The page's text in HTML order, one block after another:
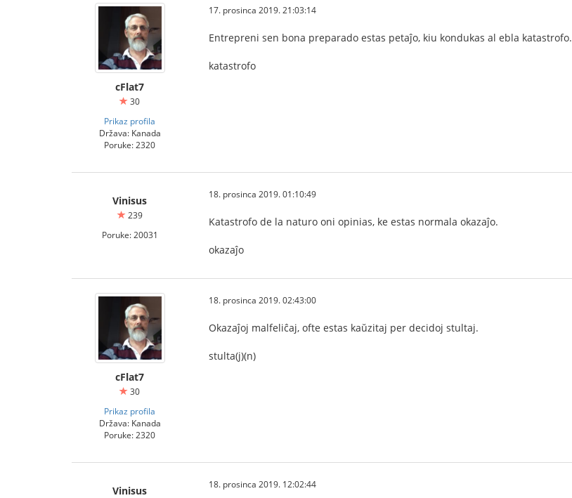
cFlat7
30
Prikaz profila
Država: Kanada
Poruke: 2320
17. prosinca 2019. 21:03:14
Entrepreni sen bona preparado estas petaĵo, kiu kondukas al ebla katastrofo.
katastrofo
Vinisus
239
Poruke: 20031
18. prosinca 2019. 01:10:49
Katastrofo de la naturo oni opinias, ke estas normala okazaĵo.
okazaĵo
cFlat7
30
Prikaz profila
Država: Kanada
Poruke: 2320
18. prosinca 2019. 02:43:00
Okazaĵoj malfeliĉaj, ofte estas kaŭzitaj per decidoj stultaj.
stulta(j)(n)
Vinisus 18. prosinca 2019. 12:02:44